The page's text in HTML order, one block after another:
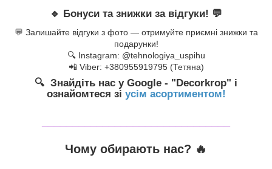
🔹 Бонуси та знижки за відгуки! 💬
💬 Залишайте відгуки з фото — отримуйте приємні знижки та
подарунки!
🔍 Instagram: @tehnologiya_uspihu
📲 Viber: +380955919795 (Тетяна)
🔍 Знайдіть нас у Google - "Decorkrop" і
ознайомтеся зі усім асортиментом!
Чому обирають нас? 🔥